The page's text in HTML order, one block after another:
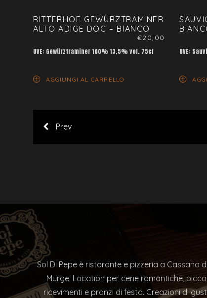
RITTERHOF GEWÜRZTRAMINER
ALTO ADIGE DOC – BIANCO
€20,00
UVE: Gewürztraminer 100% 13,5% vol. 75cl
AGGIUNGI AL CARRELLO
UVE:
Prev
Sol Di Pepe è ristorante e pizzeria a Cassano
Murge. Location per cene romantiche,
ricevimenti e pranzi di festa. Creazioni di